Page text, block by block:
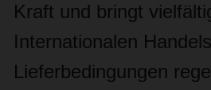
Kraft und bringt
Internationalen
Lieferbedingungen